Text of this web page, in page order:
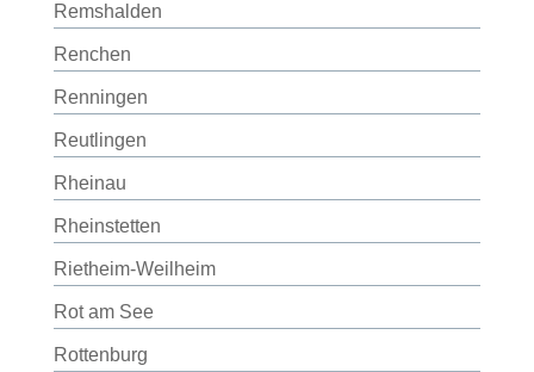
Remshalden
Renchen
Renningen
Reutlingen
Rheinau
Rheinstetten
Rietheim-Weilheim
Rot am See
Rottenburg